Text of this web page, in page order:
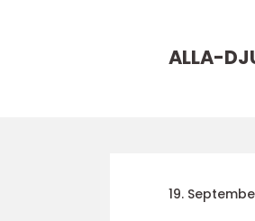
ALLA-
19.